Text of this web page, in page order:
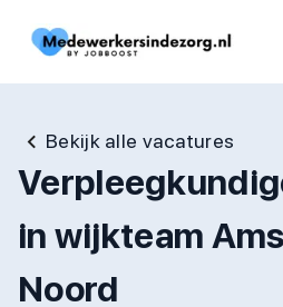
Bekijk alle vacatures
in wijkteam
Noord